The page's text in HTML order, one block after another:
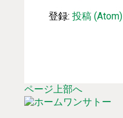
登録: 投稿 (Atom)
ページ上部へ